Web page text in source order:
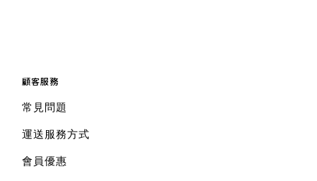
顧客服務
常見問題
運送服務方式
會員優惠